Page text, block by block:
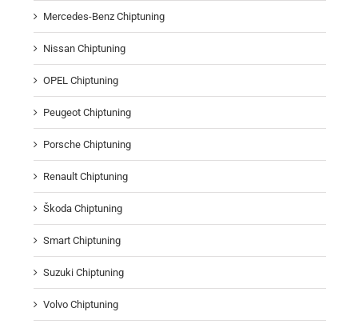
Mercedes-Benz Chiptuning
Nissan Chiptuning
OPEL Chiptuning
Peugeot Chiptuning
Porsche Chiptuning
Renault Chiptuning
Škoda Chiptuning
Smart Chiptuning
Suzuki Chiptuning
Volvo Chiptuning